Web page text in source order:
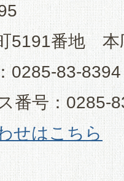
5191番地 本
0285-83-8394
番号：0285-
せはこちら